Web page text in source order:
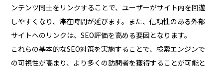
ンテンツ同士をリンクすることで、ユーザーがサイト内を回遊
しやすくなり、滞在時間が延びます。また、信頼性のある外部
サイトへのリンクは、SEO評価を高める要因となります。
これらの基本的なSEO対策を実施することで、検索エンジンで
の可視性が高まり、より多くの訪問者を獲得することが可能と